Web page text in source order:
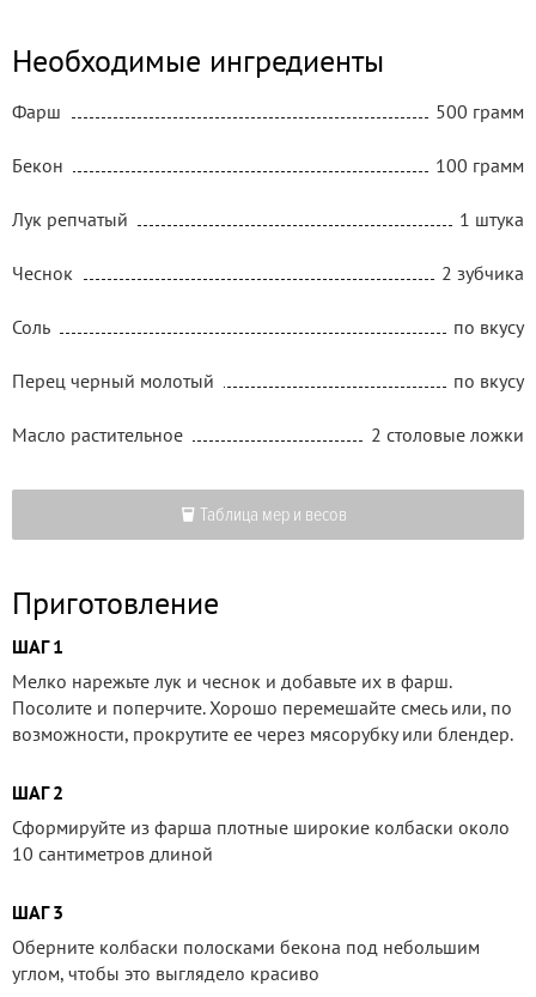
Необходимые ингредиенты
Фарш 500 грамм
Бекон 100 грамм
Лук репчатый 1 штука
Чеснок 2 зубчика
Соль по вкусу
Перец черный молотый по вкусу
Масло растительное 2 столовые ложки
Таблица мер и весов
Приготовление
ШАГ 1
Мелко нарежьте лук и чеснок и добавьте их в фарш.
Посолите и поперчите. Хорошо перемешайте смесь или, по
возможности, прокрутите ее через мясорубку или блендер.
ШАГ 2
Сформируйте из фарша плотные широкие колбаски около
10 сантиметров длиной
ШАГ 3
Оберните колбаски полосками бекона под небольшим
углом, чтобы это выглядело красиво